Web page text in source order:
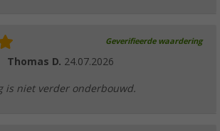
Geverifieerde waardering
Thomas D. 24.07.2026
is niet verder onderbouwd.